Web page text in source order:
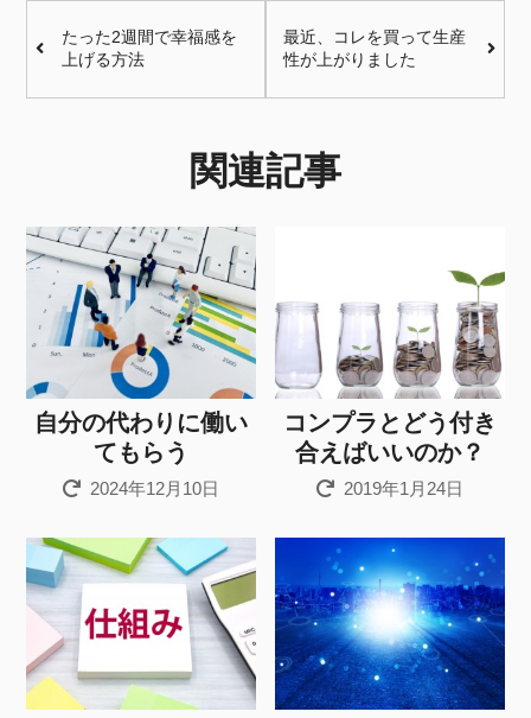
たった2週間で幸福感を
上げる方法
最近、コレを買って生産
性が上がりました
関連記事
自分の代わりに働い
てもらう
2024年12月10日
コンプラとどう付き
合えばいいのか？
2019年1月24日